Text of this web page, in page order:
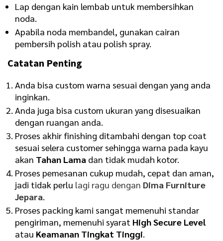
Lap dengan kain lembab untuk membersihkan
noda.
Apabila noda membandel, gunakan cairan
pembersih polish atau polish spray.
Catatan Penting
Anda bisa custom warna sesuai dengan yang anda
inginkan.
Anda juga bisa custom ukuran yang disesuaikan
dengan ruangan anda.
Proses akhir finishing ditambahi dengan top coat
sesuai selera customer sehingga warna pada kayu
akan Tahan Lama dan tidak mudah kotor.
Proses pemesanan cukup mudah, cepat dan aman,
jadi tidak perlu lagi ragu dengan Dima Furniture
Jepara.
Proses packing kami sangat memenuhi standar
pengiriman, memenuhi syarat High Secure Level
atau Keamanan Tingkat Tinggi.